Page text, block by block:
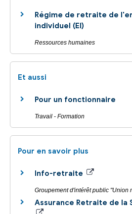
Régime de retraite de
individuel (EI)
Ressources humaines
Et aussi
Pour un fonctionnaire
Travail - Formation
Pour en savoir plus
Info-retraite
Groupement d'intérêt public "Union
Assurance Retraite de la